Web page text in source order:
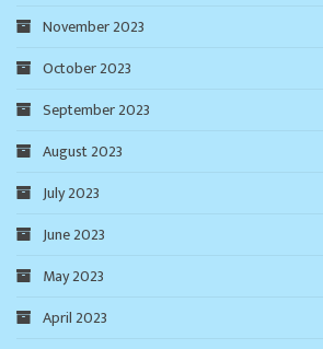
November 2023
October 2023
September 2023
August 2023
July 2023
June 2023
May 2023
April 2023